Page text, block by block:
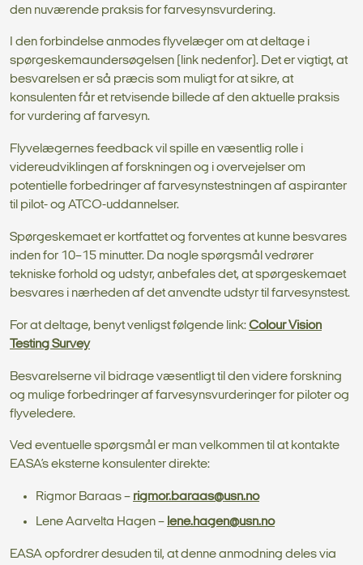
den nuværende praksis for farvesynsvurdering.
I den forbindelse anmodes flyvelæger om at deltage i
spørgeskemaundersøgelsen (link nedenfor). Det er vigtigt, at
besvarelsen er så præcis som muligt for at sikre, at
konsulenten får et retvisende billede af den aktuelle praksis
for vurdering af farvesyn.
Flyvelægernes feedback vil spille en væsentlig rolle i
videreudviklingen af forskningen og i overvejelser om
potentielle forbedringer af farvesynstestningen af aspiranter
til pilot- og ATCO-uddannelser.
Spørgeskemaet er kortfattet og forventes at kunne besvares
inden for 10–15 minutter. Da nogle spørgsmål vedrører
tekniske forhold og udstyr, anbefales det, at spørgeskemaet
besvares i nærheden af det anvendte udstyr til farvesynstest.
For at deltage, benyt venligst følgende link:Colour Vision
Testing Survey
Besvarelserne vil bidrage væsentligt til den videre forskning
og mulige forbedringer af farvesynsvurderinger for piloter og
flyveledere.
Ved eventuelle spørgsmål er man velkommen til at kontakte
EASA’s eksterne konsulenter direkte:
Rigmor Baraas – rigmor.baraas@usn.no
Lene Aarvelta Hagen – lene.hagen@usn.no
EASA opfordrer desuden til, at denne anmodning deles via